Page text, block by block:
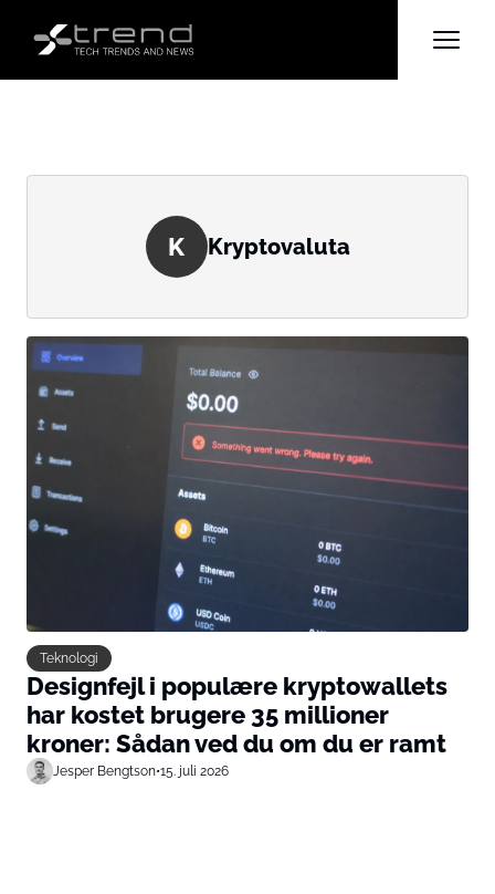
K Kryptovaluta
Teknologi
Designfejl i populære kryptowallets
har kostet brugere 35 millioner
kroner: Sådan ved du om du er ramt
Jesper Bengtson•15. juli 2026